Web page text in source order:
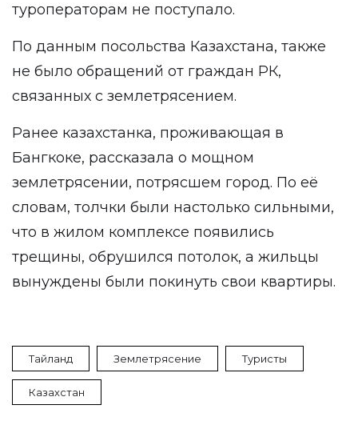
туроператорам не поступало.
По данным посольства Казахстана, также
не было обращений от граждан РК,
связанных с землетрясением.
Ранее казахстанка, проживающая в
Бангкоке, рассказала о мощном
землетрясении, потрясшем город. По её
словам, толчки были настолько сильными,
что в жилом комплексе появились
трещины, обрушился потолок, а жильцы
вынуждены были покинуть свои квартиры.
Тайланд Землетрясение Туристы
Казахстан